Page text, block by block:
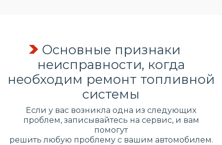
Основные признаки
неисправности, когда
необходим ремонт топливной
системы
Если у вас возникла одна из следующих
проблем, записывайтесь на сервис, и вам
помогут
решить любую проблему с вашим автомобилем.